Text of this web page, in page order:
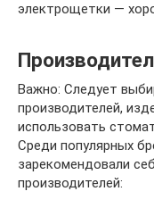
электрощетки —
Важно: Следует
производителей,
использовать
Среди популярных
зарекомендовали
производителей: